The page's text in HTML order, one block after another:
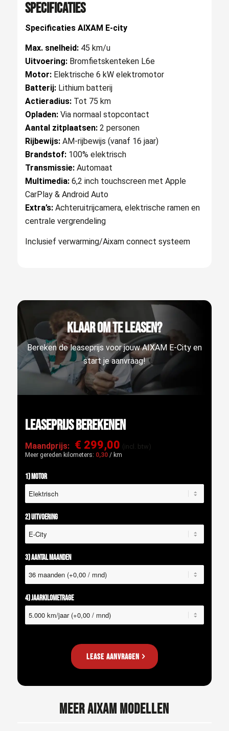
Specificaties
Specificaties AIXAM E-city
Max. snelheid: 45 km/u
Uitvoering: Bromfietskenteken L6e
Motor: Elektrische 6 kW elektromotor
Batterij: Lithium batterij
Actieradius: Tot 75 km
Opladen: Via normaal stopcontact
Aantal zitplaatsen: 2 personen
Rijbewijs: AM-rijbewijs (vanaf 16 jaar)
Brandstof: 100% elektrisch
Transmissie: Automaat
Multimedia: 6,2 inch touchscreen met Apple
CarPlay & Android Auto
Extra’s: Achteruitrijcamera, elektrische ramen en
centrale vergrendeling
Inclusief verwarming/Aixam connect systeem
Klaar om te leasen?
Bereken de leaseprijs voor jouw AIXAM E-City en
start je aanvraag!
Leaseprijs berekenen
Maandprijs: € 299,00 (incl. btw)
Meer gereden kilometers: 0,30 / km
1) Motor
2) Uitvoering
3) Aantal maanden
4) Jaarkilometrage
Lease aanvragen
MEER AIXAM MODELLEN